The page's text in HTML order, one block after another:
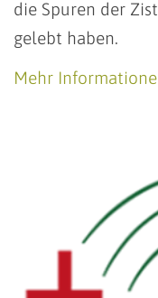
die Spuren der
gelebt haben.
Mehr